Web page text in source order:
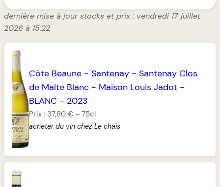
dernière mise à jour stocks et prix : vendredi 17 juillet
2026 à 15:22
Côte Beaune -Santenay -Santenay Clos
de Malte Blanc - Maison Louis Jadot -
BLANC - 2023
Prix : 37,80 € -75cl
acheter du vin chez Le chais